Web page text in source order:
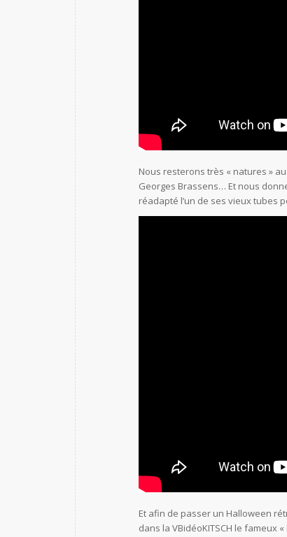
Nous resterons très « natures »
Georges Brassens… Et nous
réadapté l’un de ses vieux tubes
Et afin de passer un Halloween
dans la VBidéoKITSCH le fameux